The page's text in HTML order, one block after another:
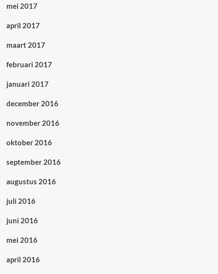
mei 2017
april 2017
maart 2017
februari 2017
januari 2017
december 2016
november 2016
oktober 2016
september 2016
augustus 2016
juli 2016
juni 2016
mei 2016
april 2016